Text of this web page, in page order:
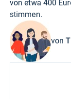
von etwa 400
stimmen.
von